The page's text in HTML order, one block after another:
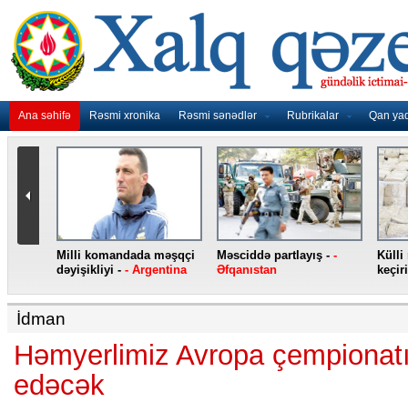
Ana səhifə Rəsmi xronika Rəsmi sənədlər Rubrikalar Qan
Milli komandada məşqçi
dəyişikliyi - - Argentina
Məsciddə partlayış - -
Əfqanıstan
Külli
İdman
Həmyerlimiz Avropa
edəcək